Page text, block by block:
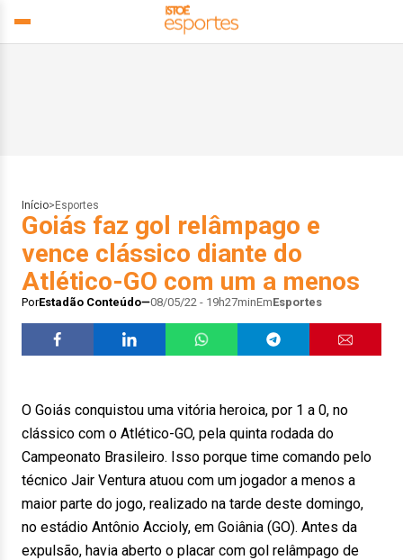
Início> Esportes
Goiás faz gol relâmpago e
vence clássico diante do
Atlético-GO com um a menos
PorEstadão Conteúdo 08/05/22 - 19h27minEmEsportes
O Goiás conquistou uma vitória heroica, por 1 a 0, no
clássico com o Atlético-GO, pela quinta rodada do
Campeonato Brasileiro. Isso porque time comando pelo
técnico Jair Ventura atuou com um jogador a menos a
maior parte do jogo, realizado na tarde deste domingo,
no estádio Antônio Accioly, em Goiânia (GO). Antes da
expulsão, havia aberto o placar com gol relâmpago de